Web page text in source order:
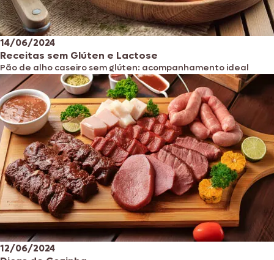
14/06/2024
Receitas sem Glúten e Lactose
Pão de alho caseiro sem glúten: acompanhamento ideal
12/06/2024